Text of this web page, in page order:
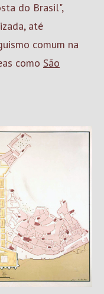
do Brasil",
até
comum na
como São